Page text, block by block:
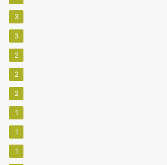
3
3
2
2
2
1
1
1